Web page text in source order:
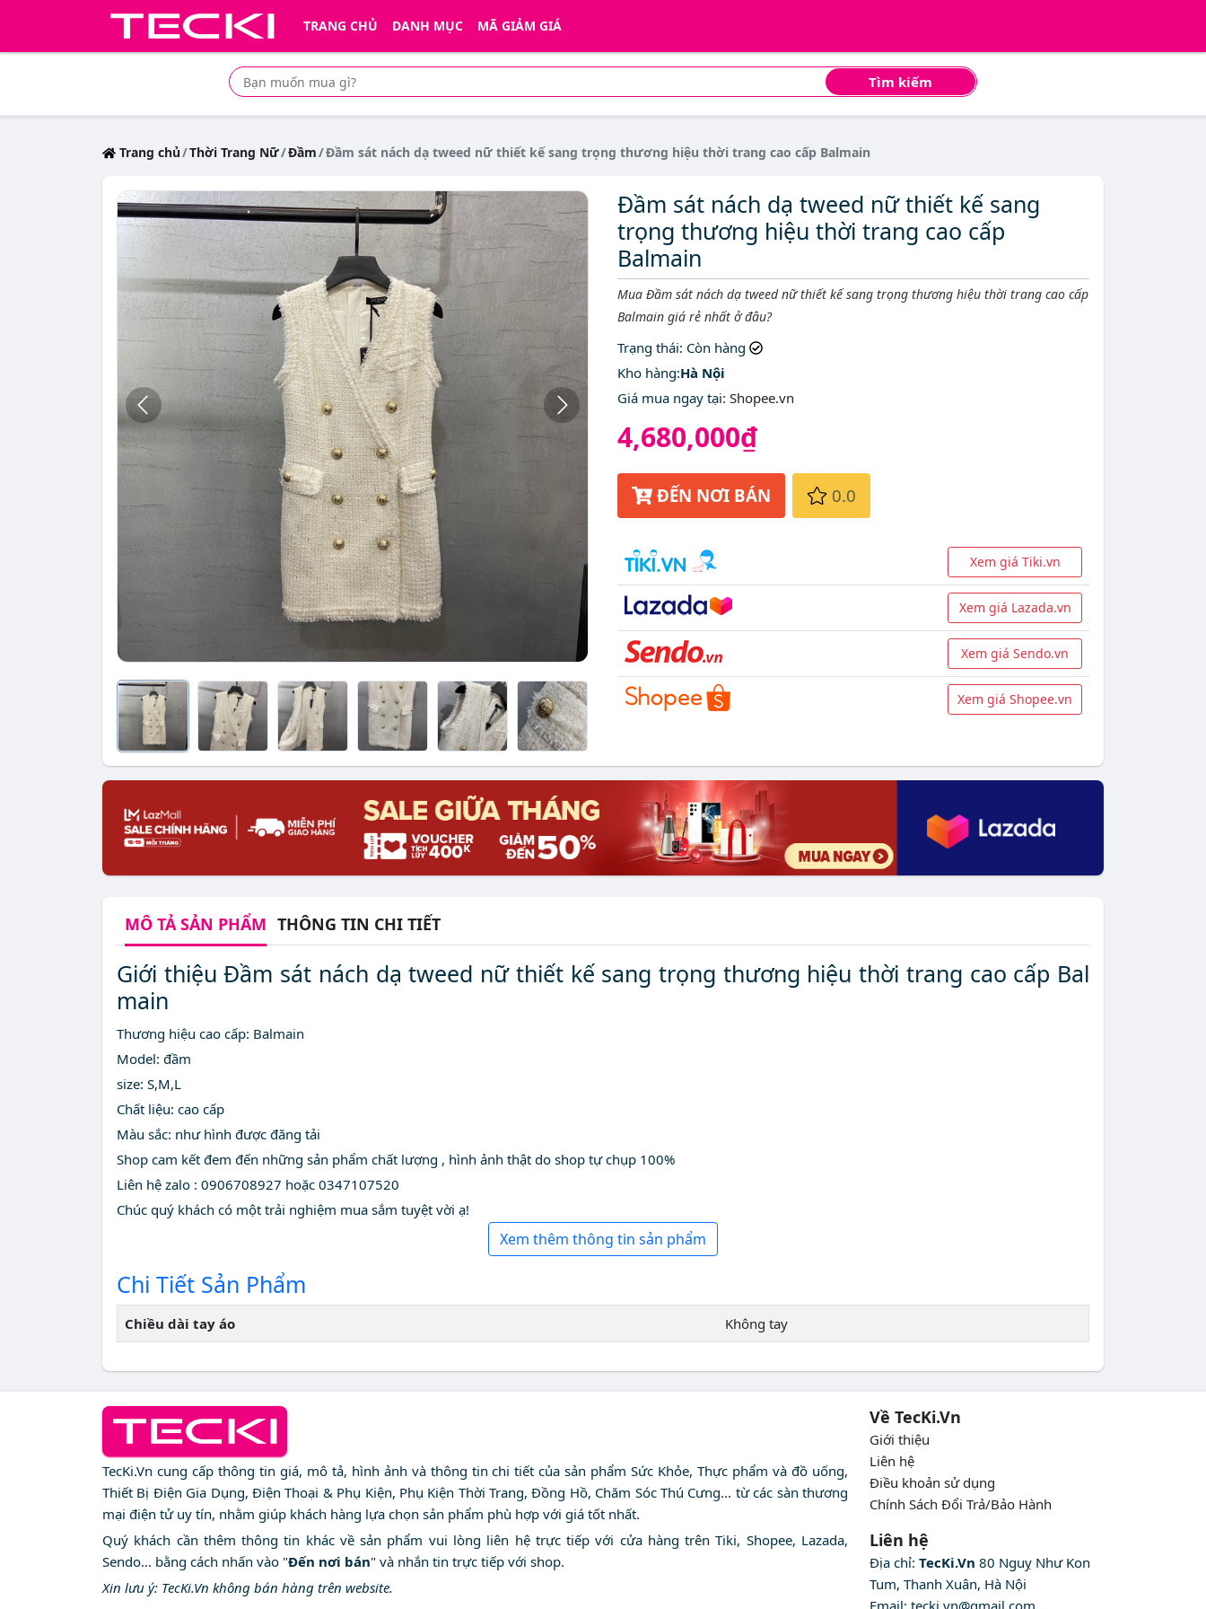
TRANG CHỦ DANH MỤC MÃ GIẢM GIÁ
Tìm kiếm
Tìm mua sản phẩm giá rẻ nhất
Trang chủ Thời Trang Nữ Đầm Đầm sát nách dạ tweed nữ thiết kế sang trọng thương hiệu thời trang cao cấp Balmain
Đầm sát nách dạ tweed nữ thiết kế sang
trọng thương hiệu thời trang cao cấp
Balmain
Mô tả ngắn
Mua Đầm sát nách dạ tweed nữ thiết kế sang trọng thương hiệu thời trang cao cấp
Balmain giá rẻ nhất ở đâu?
Trạng thái: Còn hàng
Kho hàng:Hà Nội
Giá mua ngay tại: Shopee.vn
4,680,000₫
ĐẾN NƠI BÁN 0.0
Xem giá Tiki.vn
Xem giá Lazada.vn
Xem giá Sendo.vn
Xem giá Shopee.vn
MÔ TẢSẢN PHẨM THÔNG TIN CHI TIẾT
Giới thiệu Đầm sát nách dạ tweed nữ thiết kế sang trọng thương hiệu thời trang cao cấp Bal
main
Thương hiệu cao cấp: Balmain
Model: đầm
size: S,M,L
Chất liệu: cao cấp
Màu sắc: như hình được đăng tải
Shop cam kết đem đến những sản phẩm chất lượng , hình ảnh thật do shop tự chụp 100%
Liên hệ zalo : 0906708927 hoặc 0347107520
Chúc quý khách có một trải nghiệm mua sắm tuyệt vời ạ!
Xem thêm thông tin sản phẩm
Chi Tiết Sản Phẩm
Chiều dài tay áo Không tay
TecKi.Vn cung cấp thông tin giá, mô tả, hình ảnh và thông tin chi tiết của sản phẩm Sức Khỏe, Thực phẩm và đồ uống,
Thiết Bị Điện Gia Dụng, Điện Thoại & Phụ Kiện, Phụ Kiện Thời Trang, Đồng Hồ, Chăm Sóc Thú Cưng... từ các sàn thương
mại điện tử uy tín, nhằm giúp khách hàng lựa chọn sản phẩm phù hợp với giá tốt nhất.
Quý khách cần thêm thông tin khác về sản phẩm vui lòng liên hệ trực tiếp với cửa hàng trên Tiki, Shopee, Lazada,
Sendo... bằng cách nhấn vào "Đến nơi bán" và nhắn tin trực tiếp với shop.
Xin lưu ý: TecKi.Vn không bán hàng trên website.
Về TecKi.Vn
Giới thiệu
Liên hệ
Điều khoản sử dụng
Chính Sách Đổi Trả/Bảo Hành
Liên hệ
Địa chỉ: TecKi.Vn 80 Nguỵ Như Kon
Tum, Thanh Xuân, Hà Nội